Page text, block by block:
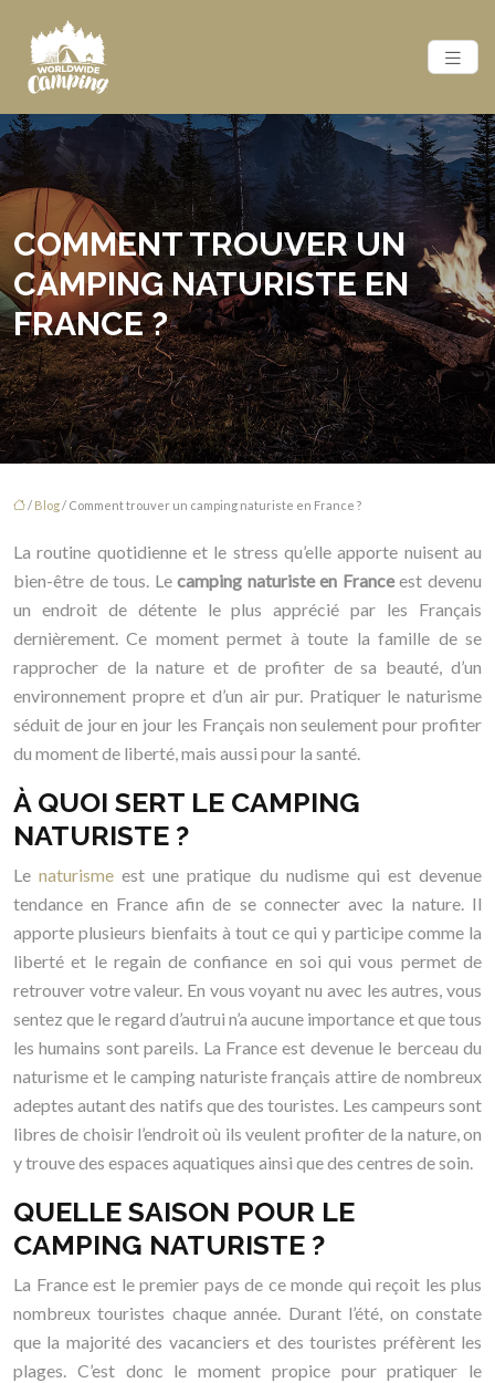
COMMENT TROUVER UN
CAMPING NATURISTE EN
FRANCE ?
/ Blog/ Comment trouver un camping naturiste en France ?
La routine quotidienne et le stress qu’elle apporte nuisent au
bien-être de tous. Lecamping naturiste en Franceest devenu
un endroit de détente le plus apprécié par les Français
dernièrement. Ce moment permet à toute la famille de se
rapprocher de la nature et de profiter de sa beauté, d’un
environnement propre et d’un air pur. Pratiquer le naturisme
séduit de jour en jour les Français non seulement pour profiter
du moment de liberté, mais aussi pour la santé.
À QUOI SERT LE CAMPING
NATURISTE ?
Lenaturismeest une pratique du nudisme qui est devenue
tendance en France afin de se connecter avec la nature. Il
apporte plusieurs bienfaits à tout ce qui y participe comme la
liberté et le regain de confiance en soi qui vous permet de
retrouver votre valeur. En vous voyant nu avec les autres, vous
sentez que le regard d’autrui n’a aucune importance et que tous
les humains sont pareils. La France est devenue le berceau du
naturisme et le camping naturiste français attire de nombreux
adeptes autant des natifs que des touristes. Les campeurs sont
libres de choisir l’endroit où ils veulent profiter de la nature, on
y trouve des espaces aquatiques ainsi que des centres de soin.
QUELLE SAISON POUR LE
CAMPING NATURISTE ?
La France est le premier pays de ce monde qui reçoit les plus
nombreux touristes chaque année. Durant l’été, on constate
que la majorité des vacanciers et des touristes préfèrent les
plages. C’est donc le moment propice pour pratiquer le